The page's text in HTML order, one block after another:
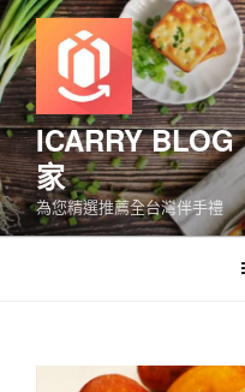
跳
至
主
要
內
容
ICARRY
家
為您精選推薦全台灣伴手禮